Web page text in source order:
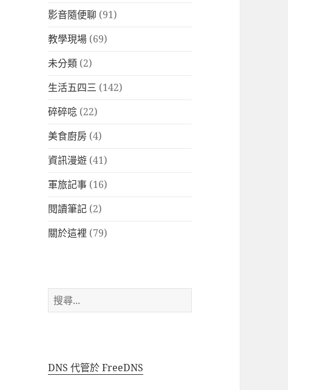
影音隨便聊 (91)
教學現場 (69)
未分類 (2)
生活五四三 (142)
碎碎唸 (22)
美食廚房 (4)
資訊漫遊 (41)
軍旅記事 (16)
閱讀筆記 (2)
關於這裡 (79)
搜
尋
DNS 代管於 FreeDNS